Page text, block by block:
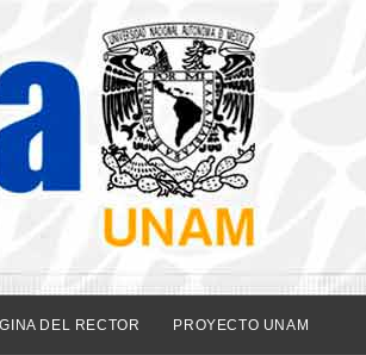
DEL RECTOR PROYECTO UNAM